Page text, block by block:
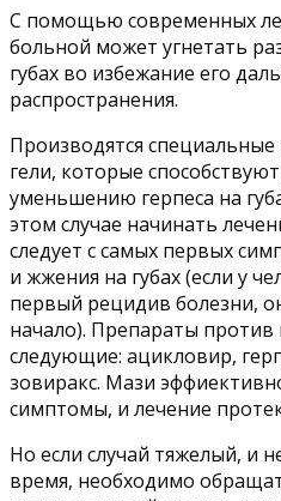
С помощью современных
больной может угнетать
губах во избежание его
распространения.
Производятся
гели, которые
уменьшению герпеса на
этом случае начинать
следует с самых первых
и жжения на губах (если у
первый рецидив болезни,
начало). Препараты против
следующие: ацикловир,
зовиракс. Мази
симптомы, и лечение
Но если случай тяжелый, и
время, необходимо